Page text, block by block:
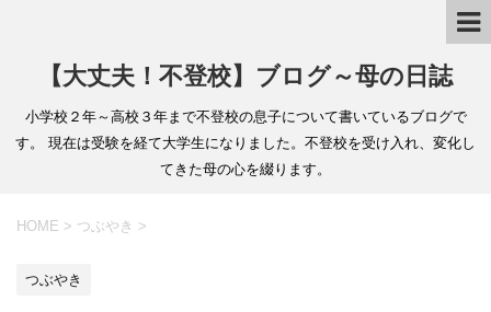
【大丈夫！不登校】ブログ～母の日誌
小学校２年～高校３年まで不登校の息子について書いているブログで
す。 現在は受験を経て大学生になりました。不登校を受け入れ、変化し
てきた母の心を綴ります。
HOME > つぶやき >
つぶやき